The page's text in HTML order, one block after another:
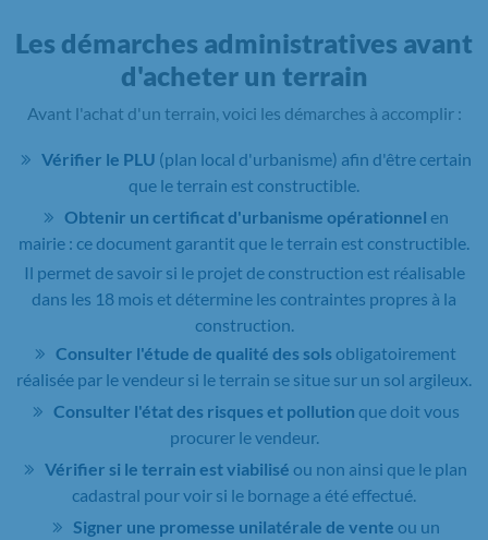
Les démarches administratives avant
d'acheter un terrain
Avant l'achat d'un terrain, voici les démarches à accomplir :
Vérifier le PLU (plan local d'urbanisme) afin d'être certain
que le terrain est constructible.
Obtenir un certificat d'urbanisme opérationnel en
mairie : ce document garantit que le terrain est constructible.
Il permet de savoir si le projet de construction est réalisable
dans les 18 mois et détermine les contraintes propres à la
construction.
Consulter l'étude de qualité des sols obligatoirement
réalisée par le vendeur si le terrain se situe sur un sol argileux.
Consulter l'état des risques et pollution que doit vous
procurer le vendeur.
Vérifier si le terrain est viabilisé ou non ainsi que le plan
cadastral pour voir si le bornage a été effectué.
Signer une promesse unilatérale de vente ou un